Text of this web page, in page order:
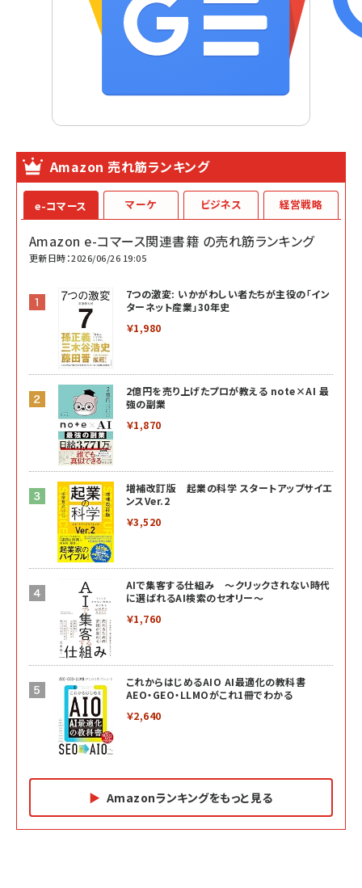
Amazon 売れ筋ランキング
e-コマース
Amazon e-コマース関連書籍 の売れ筋ランキング
更新日時：2026/06/26 19:05
7つの激変: いかがわしい者たちが主役の「イン
ターネット産業」30年史
￥1,980
2億円を売り上げたプロが教える note×AI 最
強の副業
￥1,870
増補改訂版 起業の科学 スタートアップサイエ
ンスVer.2
￥3,520
AIで集客する仕組み ～クリックされない時代
に選ばれるAI検索のセオリー～
￥1,760
これからはじめるAIO AI最適化の教科書
AEO・GEO・LLMOがこれ1冊でわかる
￥2,640
Amazonランキングをもっと見る
マーケ ビジネス 経営戦略